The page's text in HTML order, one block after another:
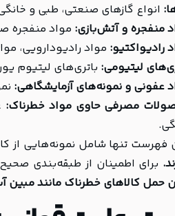
انواع گازهای صنعتی، طبی و خانگی
منفجره و آتش‌بازی: مواد منفجره
رادیواکتیو: مواد رادیودارویی،
لیتیومی: باتری‌های لیتیوم
عفونی و نمونه‌های آزمایشگاهی:
مصرفی حاوی مواد خطرناک:
فهرست تنها شامل نمونه‌هایی از
برای اطمینان از طبقه‌بندی
کالاهای خطرناک مانند مبین